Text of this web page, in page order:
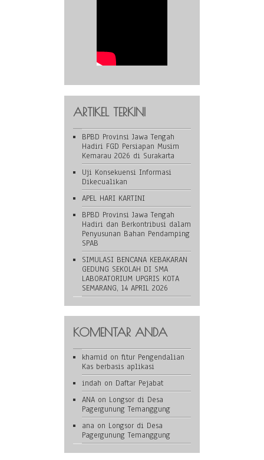
ARTIKEL TERKINI
BPBD Provinsi Jawa Tengah
Hadiri FGD Persiapan Musim
Kemarau 2026 di Surakarta
Uji Konsekuensi Informasi
Dikecualikan
APEL HARI KARTINI
BPBD Provinsi Jawa Tengah
Hadiri dan Berkontribusi dalam
Penyusunan Bahan Pendamping
SPAB
SIMULASI BENCANA KEBAKARAN
GEDUNG SEKOLAH DI SMA
LABORATORIUM UPGRIS KOTA
SEMARANG, 14 APRIL 2026
KOMENTAR ANDA
khamid on fitur Pengendalian
Kas berbasis aplikasi
indah on Daftar Pejabat
ANA on Longsor di Desa
Pagergunung Temanggung
ana on Longsor di Desa
Pagergunung Temanggung